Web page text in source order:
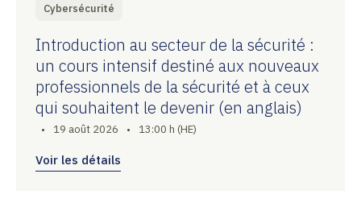
Cybersécurité
Introduction au secteur de la sécurité :
un cours intensif destiné aux nouveaux
professionnels de la sécurité et à ceux
qui souhaitent le devenir (en anglais)
• 19 août 2026 • 13:00 h (HE)
Voir les détails